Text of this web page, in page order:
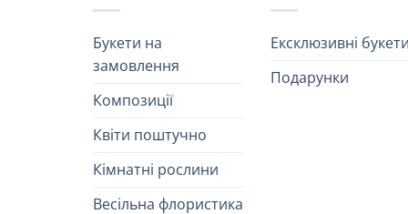
Букети на
замовлення
Композиції
Квіти поштучно
Кімнатні рослини
Весільна флористика
Ексклюзивні
Подарунки